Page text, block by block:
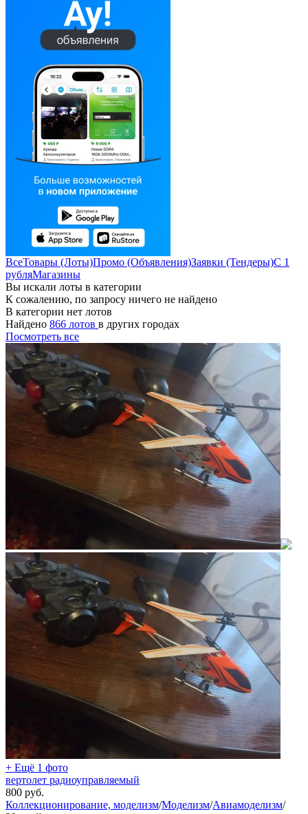
ВсеТовары (Лоты)Промо (Объявления)Заявки (Тендеры)С 1
рубляМагазины
Вы искали лоты в категории
К сожалению, по запросу ничего не найдено
В категории нет лотов
Найдено 866 лотов в других городах
Посмотреть все
+ Ещё 1 фото
вертолет радиоуправляемый
800 руб.
Коллекционирование, моделизм/Моделизм/Авиамоделизм/